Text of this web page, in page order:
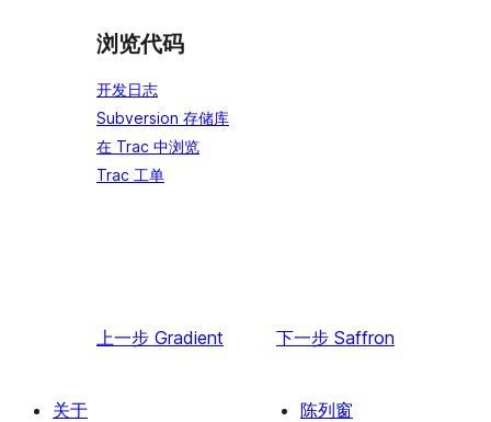
浏览代码
开发日志
Subversion 存储库
在 Trac 中浏览
Trac 工单
上一步 Gradient 下一步 Saffron
关于
陈列窗